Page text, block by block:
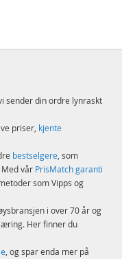
sender din ordre lynraskt
priser, kjente
bestselgere, som
vår PrisMatch garanti
som Vipps og
i over 70 år og
Her finner du
, og spar enda mer på